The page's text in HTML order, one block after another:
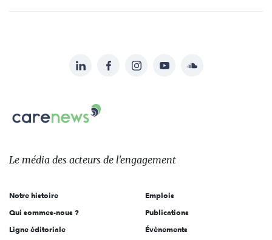
sur:
LinkedInFacebookInstagramYouTubeSoundcloud
Le
des
l'engagement
Le média des acteurs de l'engagement
Notre histoire
Qui sommes-nous ?
Ligne éditoriale
Emplois
Publications
Évènements